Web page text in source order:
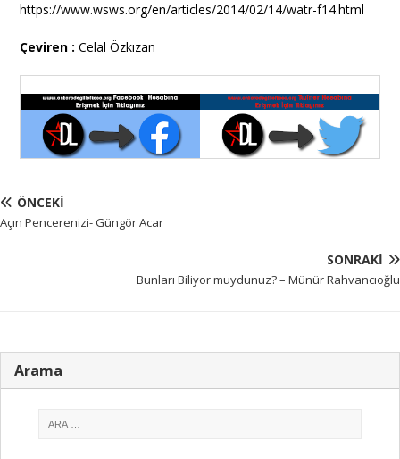
https://www.wsws.org/en/articles/2014/02/14/watr-f14.html
Çeviren : Celal Özkızan
ÖNCEKI
Açın Pencerenizi- Güngör Acar
SONRAKI
Bunları Biliyor muydunuz? – Münür Rahvancıoğlu
Arama